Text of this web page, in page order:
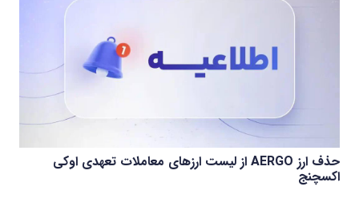
حذف ارز AERGO از لیست ارزهای معاملات تعهدی اوکی
اکسچنج